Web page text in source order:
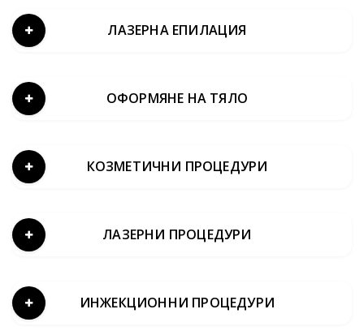
ЛАЗЕРНА ЕПИЛАЦИЯ
ОФОРМЯНЕ НА ТЯЛО
КОЗМЕТИЧНИ ПРОЦЕДУРИ
ЛАЗЕРНИ ПРОЦЕДУРИ
ИНЖЕКЦИОННИ ПРОЦЕДУРИ